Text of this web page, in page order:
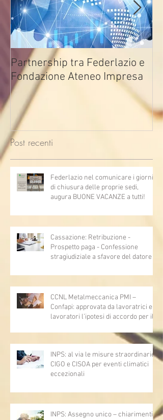
Partnership tra Federlazio e
Fondazione Ateneo Impresa
Post recenti
Federlazio nel comunicare i giorni
di chiusura delle proprie sedi,
augura BUONE VACANZE a tutti!
Cassazione: Retribuzione -
Prospetto paga - Confessione
stragiudiziale a sfavore del datore di
articoli 1362, 2697, 2730, 2732, 2734
e 2735)
CCNL Metalmeccanica PMI –
Confapi: approvata da lavoratrici e
lavoratori l’ipotesi di accordo per il
INPS: al via le misure straordinarie
CIGO e CISOA per eventi climatici
eccezionali
INPS: Assegno unico – chiarimenti